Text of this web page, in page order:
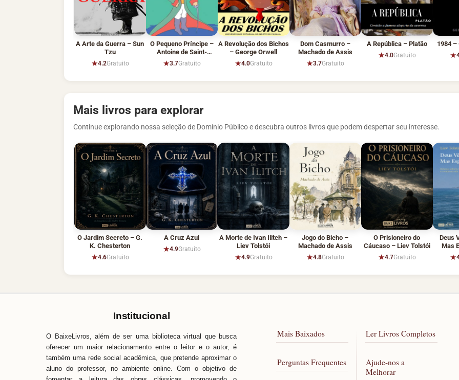
A Arte da Guerra – Sun
Tzu
★4.2Gratuito
O Pequeno Príncipe –
Antoine de Saint-
Exupéry
★3.7Gratuito
A Revolução dos Bichos
– George Orwell
★4.0Gratuito
Dom Casmurro –
Machado de Assis
★3.7Gratuito
A República – Platão
★4.0Gratuito
1984 –
★
Mais livros para explorar
Continue explorando nossa seleção de Domínio Público e descubra outros livros que podem despertar seu interesse.
O Jardim Secreto – G.
K. Chesterton
★4.6Gratuito
A Cruz Azul
★4.9Gratuito
A Morte de Ivan Ilitch –
Liev Tolstói
★4.9Gratuito
Jogo do Bicho –
Machado de Assis
★4.8Gratuito
O Prisioneiro do
Cáucaso – Liev Tolstói
★4.7Gratuito
Deus
Mas
★
Institucional
O BaixeLivros, além de ser uma biblioteca virtual que busca
oferecer um maior relacionamento entre o leitor e o autor, é
também uma rede social acadêmica, que pretende aproximar o
aluno do professor, no ambiente online. Com o objetivo de
Mais Baixados
Perguntas Frequentes
Ler Livros Completos
Ajude-nos a
Melhorar